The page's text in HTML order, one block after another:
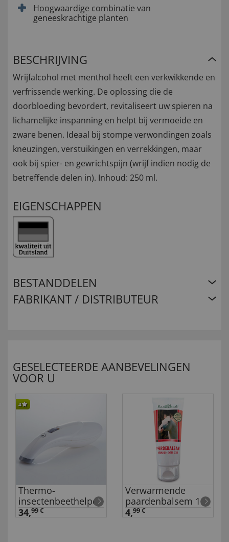
Hoogwaardige combinatie van
geneeskrachtige planten
BESCHRIJVING
Wrijfalcohol met menthol heeft een verkwikkende en
verfrissende werking. De oplossing die de
doorbloeding bevordert, revitaliseert uw spieren na
lichamelijke inspanning en helpt bij vermoeide en
zware benen. Ideaal bij stompe verwondingen zoals
kneuzingen, verstuikingen en verrekkingen, maar
ook bij spier- en gewrichtspijn (wrijf indien nodig de
betreffende delen in). Inhoud: 250 ml.
EIGENSCHAPPEN
BESTANDDELEN
FABRIKANT / DISTRIBUTEUR
GESELECTEERDE AANBEVELINGEN
VOOR U
4
Thermo-
insectenbeethelper
34,99 €
Verwarmende
paardenbalsem 100
ml
4,99 €